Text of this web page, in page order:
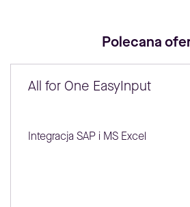
Polecana
All for One EasyInput
Integracja SAP i MS Excel